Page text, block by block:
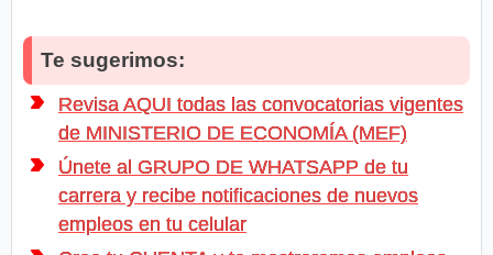
Te sugerimos:
Revisa AQUI todas las convocatorias vigentes
de MINISTERIO DE ECONOMÍA (MEF)
Únete al GRUPO DE WHATSAPP de tu
carrera y recibe notificaciones de nuevos
empleos en tu celular